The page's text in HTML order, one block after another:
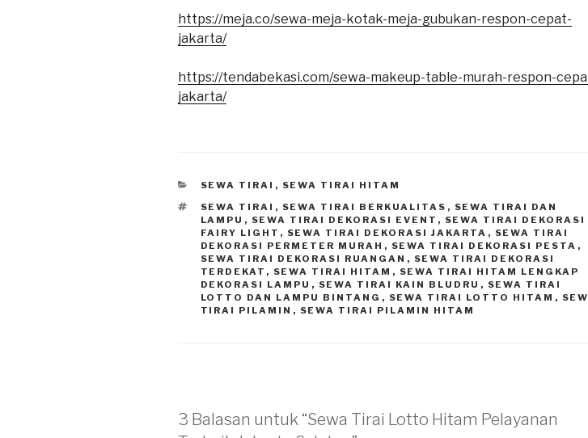
https://meja.co/sewa-meja-kotak-meja-gubukan-respon-cepat-
jakarta/
https://tendabekasi.com/sewa-makeup-table-murah-respon-
jakarta/
KATEGORI
SEWA TIRAI , SEWA TIRAI HITAM
TAG
SEWA TIRAI , SEWA TIRAI BERKUALITAS , SEWA TIRAI DAN
LAMPU , SEWA TIRAI DEKORASI EVENT , SEWA TIRAI DEKORASI
FAIRY LIGHT , SEWA TIRAI DEKORASI JAKARTA , SEWA TIRAI
DEKORASI PERMETER MURAH , SEWA TIRAI DEKORASI PESTA ,
SEWA TIRAI DEKORASI RUANGAN , SEWA TIRAI DEKORASI
TERDEKAT , SEWA TIRAI HITAM , SEWA TIRAI HITAM LENGKAP
DEKORASI LAMPU , SEWA TIRAI KAIN BLUDRU , SEWA TIRAI
LOTTO DAN LAMPU BINTANG , SEWA TIRAI LOTTO HITAM ,
TIRAI PILAMIN , SEWA TIRAI PILAMIN HITAM
3 Balasan untuk “Sewa Tirai Lotto Hitam Pelayanan